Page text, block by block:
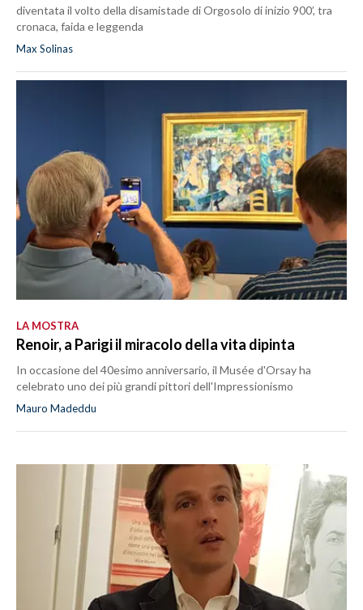
diventata il volto della disamistade di Orgosolo di inizio 900’, tra
cronaca, faida e leggenda
Max Solinas
LA MOSTRA
Renoir, a Parigi il miracolo della vita dipinta
In occasione del 40esimo anniversario, il Musée d'Orsay ha
celebrato uno dei più grandi pittori dell'Impressionismo
Mauro Madeddu